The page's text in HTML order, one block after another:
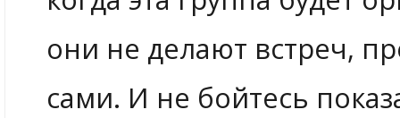
они не делают встреч,
сами. И не бойтесь